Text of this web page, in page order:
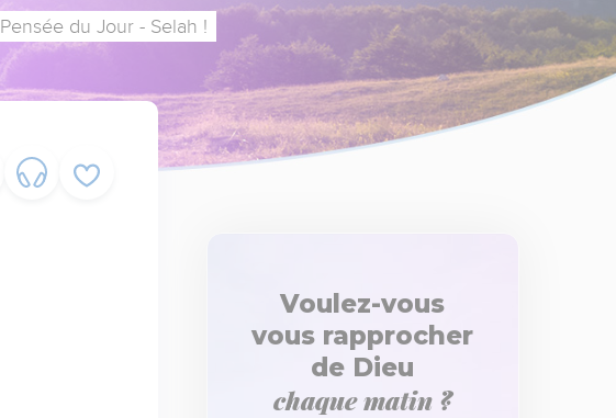
du Jour - Selah !
Voulez-vous
vous rapprocher
de Dieu
chaque matin ?